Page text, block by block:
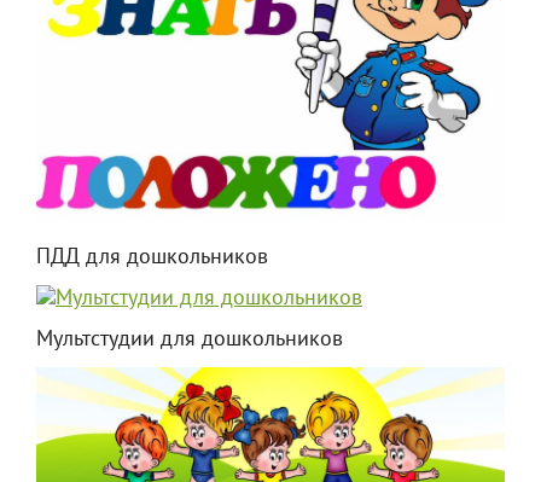
ПДД для дошкольников
Мультстудии для дошкольников